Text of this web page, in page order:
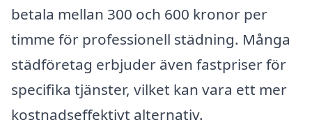
betala mellan 300 och 600 kronor per
timme för professionell städning. Många
städföretag erbjuder även fastpriser för
specifika tjänster, vilket kan vara ett mer
kostnadseffektivt alternativ.